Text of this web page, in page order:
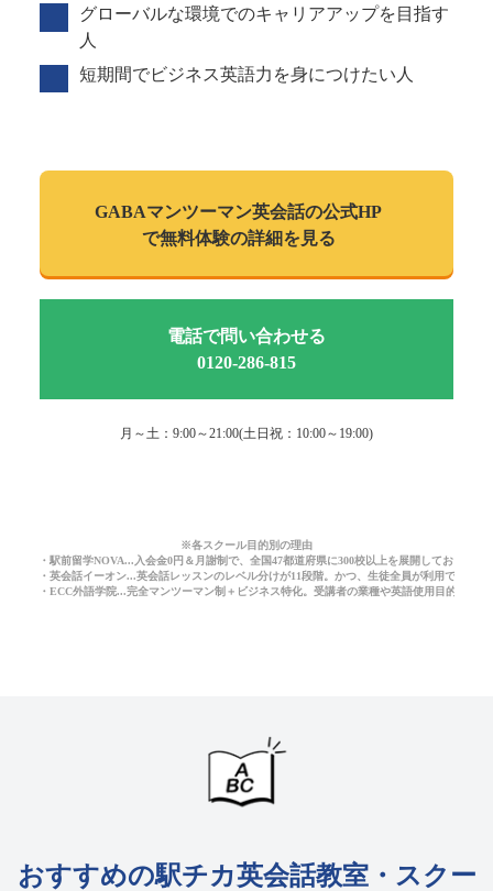
グローバルな環境でのキャリアアップを目指す
人
短期間でビジネス英語力を身につけたい人
GABAマンツーマン英会話の公式HP
で無料体験の詳細を見る
電話で問い合わせる
0120-286-815
月～土：9:00～21:00(土日祝：10:00～19:00)
※各スクール目的別の理由
・駅前留学NOVA...入会金0円＆月謝制で、全国47都道府県に300校以上を展開しており、
・英会話イーオン...英会話レッスンのレベル分けが11段階。かつ、生徒全員が利用できる
・ECC外語学院...完全マンツーマン制＋ビジネス特化。受講者の業種や英語使用目的に応
おすすめの駅チカ英会話教室・スクー